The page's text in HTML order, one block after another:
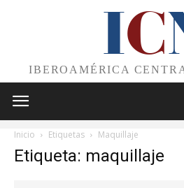
IC
IBEROAMÉRICA
Inicio Etiquetas Maquillaje
Etiqueta: maquillaje